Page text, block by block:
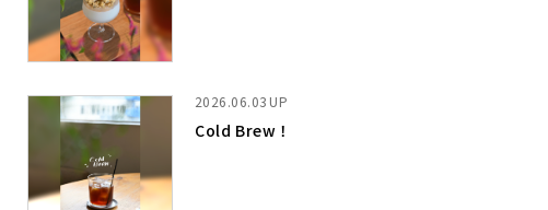
2026.06.03
Cold Brew ！